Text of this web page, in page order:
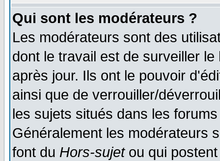
Qui sont les modérateurs ?
Les modérateurs sont des
dont le travail est de surveiller
après jour. Ils ont le pouvoir
ainsi que de verrouiller/
les sujets situés dans les
Généralement les modérateurs
font du Hors-sujetou qui